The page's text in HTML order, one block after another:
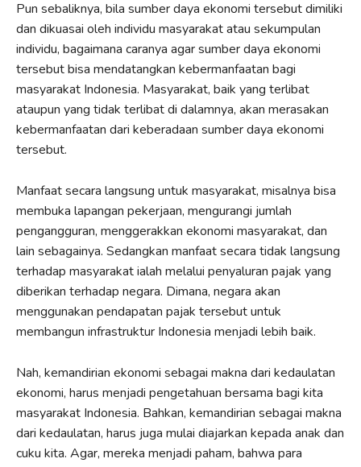
Pun sebaliknya, bila sumber daya ekonomi tersebut dimiliki
dan dikuasai oleh individu masyarakat atau sekumpulan
individu, bagaimana caranya agar sumber daya ekonomi
tersebut bisa mendatangkan kebermanfaatan bagi
masyarakat Indonesia. Masyarakat, baik yang terlibat
ataupun yang tidak terlibat di dalamnya, akan merasakan
kebermanfaatan dari keberadaan sumber daya ekonomi
tersebut.
Manfaat secara langsung untuk masyarakat, misalnya bisa
membuka lapangan pekerjaan, mengurangi jumlah
pengangguran, menggerakkan ekonomi masyarakat, dan
lain sebagainya. Sedangkan manfaat secara tidak langsung
terhadap masyarakat ialah melalui penyaluran pajak yang
diberikan terhadap negara. Dimana, negara akan
menggunakan pendapatan pajak tersebut untuk
membangun infrastruktur Indonesia menjadi lebih baik.
Nah, kemandirian ekonomi sebagai makna dari kedaulatan
ekonomi, harus menjadi pengetahuan bersama bagi kita
masyarakat Indonesia. Bahkan, kemandirian sebagai makna
dari kedaulatan, harus juga mulai diajarkan kepada anak dan
cuku kita. Agar, mereka menjadi paham, bahwa para